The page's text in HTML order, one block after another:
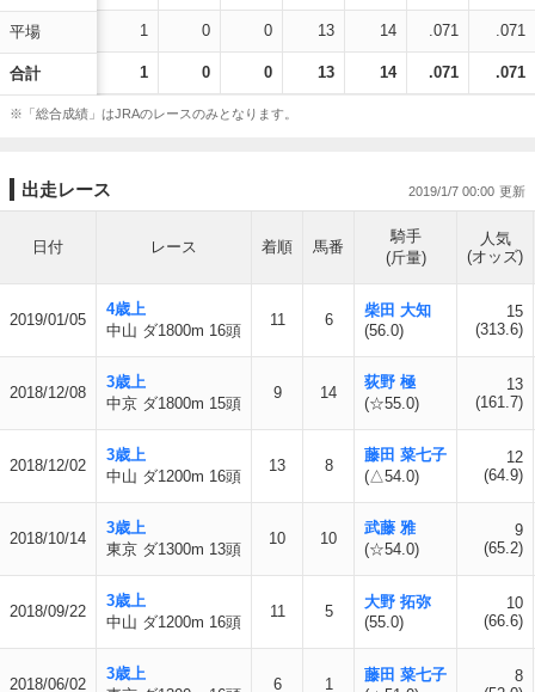
平場
合計
1 0 0 13 14 .071 .071
1 0 0 13 14 .071 .071
※「総合成績」はJRAのレースのみとなります。
出走レース 2019/1/7 00:00
日付 レース 着順 馬番
騎手
(斤量)
人気
(オッズ)
2019/01/05
4歳上
中山 ダ1800m 16頭
11 6
柴田 大知
(56.0)
15
(313.6)
2018/12/08
3歳上
中京 ダ1800m 15頭
9 14
荻野 極
(☆55.0)
13
(161.7)
2018/12/02
3歳上
中山 ダ1200m 16頭
13 8
藤田 菜七子
(△54.0)
12
(64.9)
2018/10/14
3歳上
東京 ダ1300m 13頭
10 10
武藤 雅
(☆54.0)
9
(65.2)
2018/09/22
3歳上
中山 ダ1200m 16頭
11 5
大野 拓弥
(55.0)
10
(66.6)
2018/06/02
3歳上
6 1
藤田 菜七子
8